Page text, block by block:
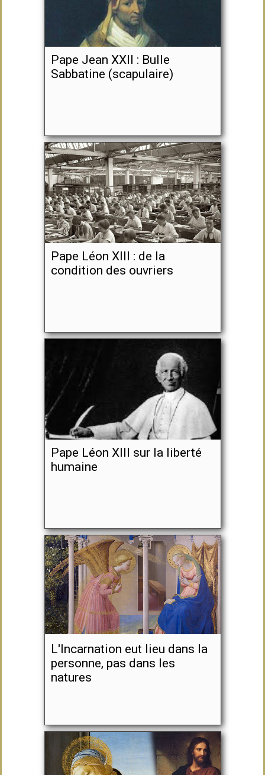
Pape Jean XXII : Bulle
Sabbatine (scapulaire)
Pape Léon XIII : de la
condition des ouvriers
Pape Léon XIII sur la liberté
humaine
L'Incarnation eut lieu dans la
personne, pas dans les
natures